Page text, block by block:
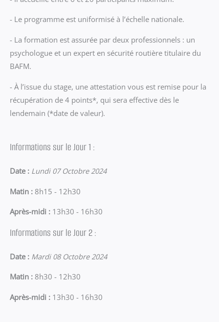
- Le programme est uniformisé à l’échelle nationale.
- La formation est assurée par deux professionnels : un
psychologue et un expert en sécurité routière titulaire du
BAFM.
- À l’issue du stage, une attestation vous est remise pour la
récupération de 4 points*, qui sera effective dès le
lendemain (*date de valeur).
Informations sur le Jour 1 :
Date : Lundi 07 Octobre 2024
Matin : 8h15 - 12h30
Après-midi : 13h30 - 16h30
Informations sur le Jour 2 :
Date : Mardi 08 Octobre 2024
Matin : 8h30 - 12h30
Après-midi : 13h30 - 16h30